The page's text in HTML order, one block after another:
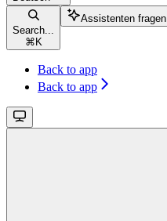
Search...
⌘ K
Assistenten fragen
Back to app
Back to app